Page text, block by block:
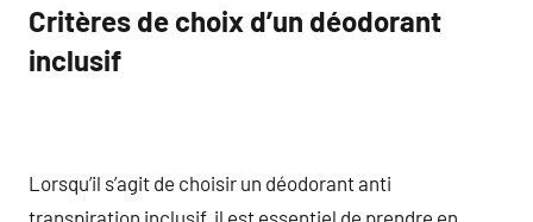
Critères de choix d’un déodorant
inclusif
Lorsqu’il s’agit de choisir un déodorant anti
transpiration inclusif, il est essentiel de prendre en